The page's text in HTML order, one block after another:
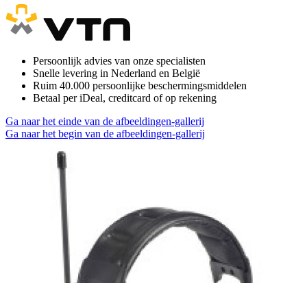
Persoonlijk advies van onze specialisten
Snelle levering in Nederland en België
Ruim 40.000 persoonlijke beschermingsmiddelen
Betaal per iDeal, creditcard of op rekening
Ga naar het einde van de afbeeldingen-gallerij
Ga naar het begin van de afbeeldingen-gallerij